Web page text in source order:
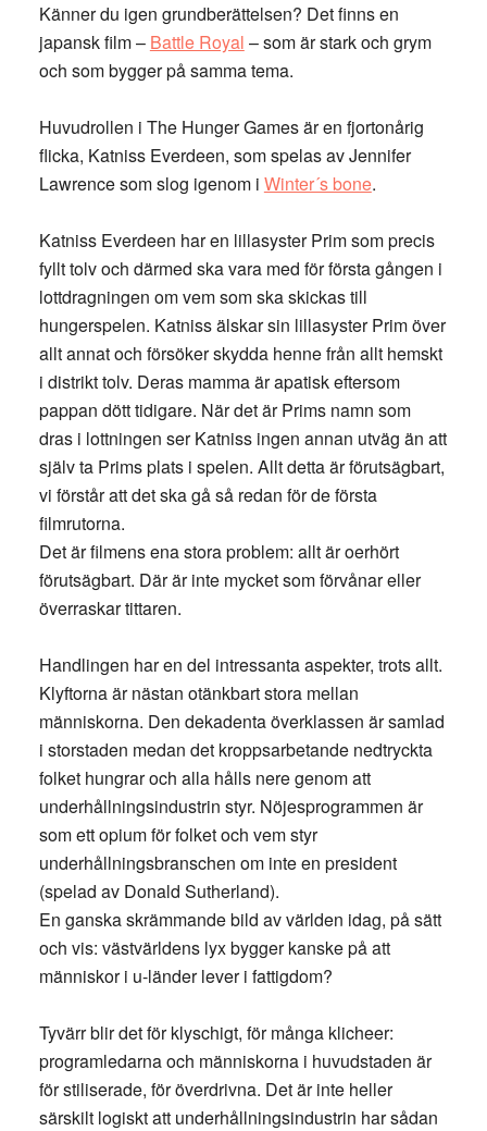
Känner du igen grundberättelsen? Det finns en
japansk film – Battle Royal – som är stark och grym
och som bygger på samma tema.
Huvudrollen i The Hunger Games är en fjortonårig
flicka, Katniss Everdeen, som spelas av Jennifer
Lawrence som slog igenom i Winter´s bone.
Katniss Everdeen har en lillasyster Prim som precis
fyllt tolv och därmed ska vara med för första gången i
lottdragningen om vem som ska skickas till
hungerspelen. Katniss älskar sin lillasyster Prim över
allt annat och försöker skydda henne från allt hemskt
i distrikt tolv. Deras mamma är apatisk eftersom
pappan dött tidigare. När det är Prims namn som
dras i lottningen ser Katniss ingen annan utväg än att
själv ta Prims plats i spelen. Allt detta är förutsägbart,
vi förstår att det ska gå så redan för de första
filmrutorna.
Det är filmens ena stora problem: allt är oerhört
förutsägbart. Där är inte mycket som förvånar eller
överraskar tittaren.
Handlingen har en del intressanta aspekter, trots allt.
Klyftorna är nästan otänkbart stora mellan
människorna. Den dekadenta överklassen är samlad
i storstaden medan det kroppsarbetande nedtryckta
folket hungrar och alla hålls nere genom att
underhållningsindustrin styr. Nöjesprogrammen är
som ett opium för folket och vem styr
underhållningsbranschen om inte en president
(spelad av Donald Sutherland).
En ganska skrämmande bild av världen idag, på sätt
och vis: västvärldens lyx bygger kanske på att
människor i u-länder lever i fattigdom?
Tyvärr blir det för klyschigt, för många klicheer:
programledarna och människorna i huvudstaden är
för stiliserade, för överdrivna. Det är inte heller
särskilt logiskt att underhållningsindustrin har sådan